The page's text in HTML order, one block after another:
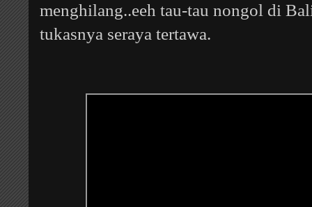
menghilang..eeh tau-tau nongol di
tukasnya seraya tertawa.